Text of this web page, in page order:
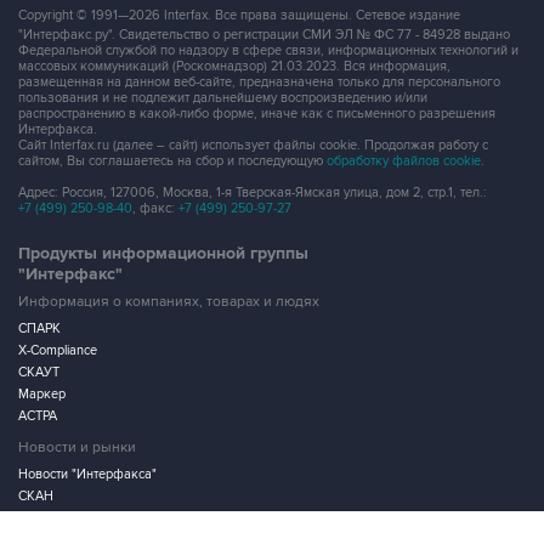
массовых коммуникаций (Роскомнадзор) 21.03.2023. Вся информация,
размещенная на данном веб-сайте, предназначена только для персонального
пользования и не подлежит дальнейшему воспроизведению и/или
распространению в какой-либо форме, иначе как с письменного разрешения
Интерфакса.
Сайт Interfax.ru (далее – сайт) использует файлы cookie. Продолжая работу с
сайтом, Вы соглашаетесь на сбор и последующую обработку файлов cookie.
Адрес: Россия, 127006, Москва, 1-я Тверская-Ямская улица, дом 2, стр.1, тел.:
+7 (499) 250-98-40, факс: +7 (499) 250-97-27
Продукты информационной группы
Информация о компаниях, товарах и людях
СПАРК
X-Compliance
СКАУТ
Маркер
АСТРА
Новости и рынки
Новости "Интерфакса"
СКАН
RUDATA
Центр раскрытия корпоративной информации